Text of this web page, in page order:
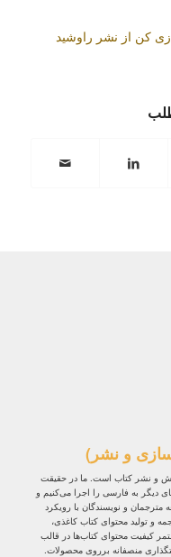
کن از نشر راوشید
و نشر)
و نشر کتاب است. ما در حقیقت
دیگر به فارسی را اجرا می‌کنیم و
و نویسندگان با رویکرد
و تولید محتوای کتاب کاغذی،
کیفیت محتوای کتاب‌ها در قالب
منصفانه برروی محصولات.